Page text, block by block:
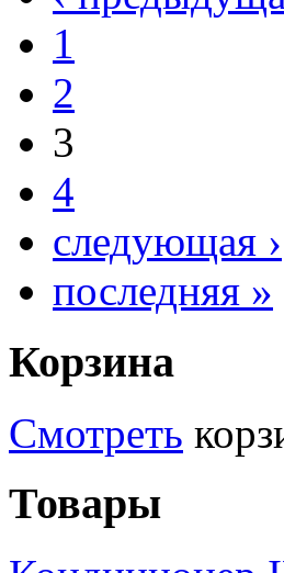
1
2
3
4
следующая ›
последняя »
Корзина
Смотреть
Товары